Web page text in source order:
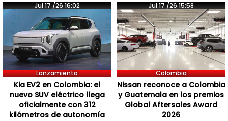
Jul 17 /26 16:02
Lanzamiento
Kia EV2 en Colombia: el
nuevo SUV eléctrico llega
oficialmente con 312
kilómetros de autonomía
Jul 17 /26 15:58
Colombia
Nissan reconoce a Colombia
y Guatemala en los premios
Global Aftersales Award
2026